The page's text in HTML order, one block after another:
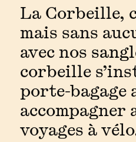
La Corbeille,
mais sans
avec nos
corbeille
porte-bagage
accompagner
voyages à